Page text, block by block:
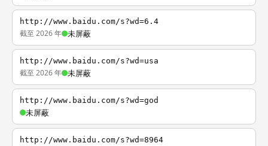
http://www.baidu.com/s?wd=6.4
截至 2026 年 未屏蔽
http://www.baidu.com/s?wd=usa
截至 2026 年 未屏蔽
http://www.baidu.com/s?wd=god
未屏蔽
http://www.baidu.com/s?wd=8964